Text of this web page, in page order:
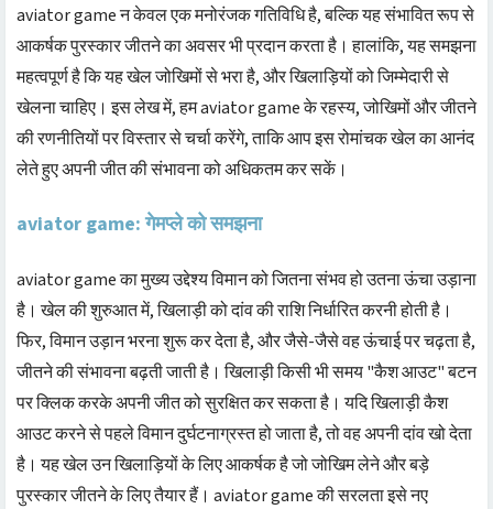
aviator game न केवल एक मनोरंजक गतिविधि है, बल्कि यह संभावित रूप से
आकर्षक पुरस्कार जीतने का अवसर भी प्रदान करता है। हालांकि, यह समझना
महत्वपूर्ण है कि यह खेल जोखिमों से भरा है, और खिलाड़ियों को जिम्मेदारी से
खेलना चाहिए। इस लेख में, हम aviator game के रहस्य, जोखिमों और जीतने
की रणनीतियों पर विस्तार से चर्चा करेंगे, ताकि आप इस रोमांचक खेल का आनंद
लेते हुए अपनी जीत की संभावना को अधिकतम कर सकें।
aviator game: गेमप्ले को समझना
aviator game का मुख्य उद्देश्य विमान को जितना संभव हो उतना ऊंचा उड़ाना
है। खेल की शुरुआत में, खिलाड़ी को दांव की राशि निर्धारित करनी होती है।
फिर, विमान उड़ान भरना शुरू कर देता है, और जैसे-जैसे वह ऊंचाई पर चढ़ता है,
जीतने की संभावना बढ़ती जाती है। खिलाड़ी किसी भी समय "कैश आउट" बटन
पर क्लिक करके अपनी जीत को सुरक्षित कर सकता है। यदि खिलाड़ी कैश
आउट करने से पहले विमान दुर्घटनाग्रस्त हो जाता है, तो वह अपनी दांव खो देता
है। यह खेल उन खिलाड़ियों के लिए आकर्षक है जो जोखिम लेने और बड़े
पुरस्कार जीतने के लिए तैयार हैं। aviator game की सरलता इसे नए